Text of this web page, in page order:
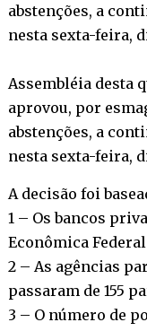
abstenções, a
nesta sexta-feira,
Assembléia desta
aprovou, por
abstenções, a
nesta sexta-feira,
A decisão foi
1 – Os bancos
Econômica
2 – As agências
passaram de 155
3 – O número de